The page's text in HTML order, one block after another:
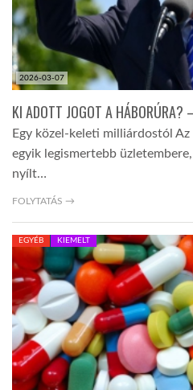
GLOBOBOOK
2026-03-07
KI ADOTT JOGOT A HÁBORÚRA?
Egy közel-keleti milliárdostól
egyik legismertebb
nyílt…
FOLYTATÁS →
EGYÉB KIEMELT